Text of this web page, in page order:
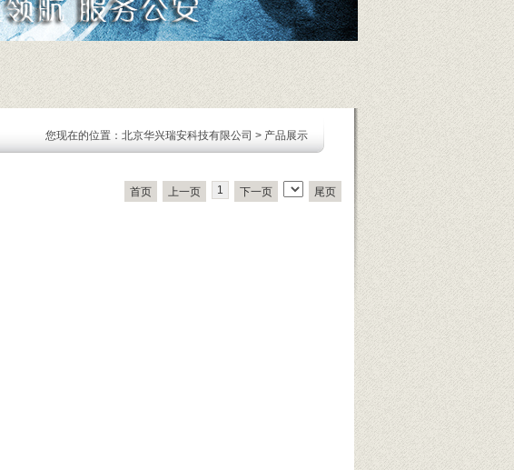
您现在的位置： 北京华兴瑞安科技有限公司 > 产品展示
首页 上一页 1 下一页 尾页